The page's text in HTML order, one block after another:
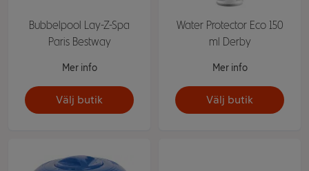
Bubbelpool Lay-Z-Spa
Paris Bestway
Mer info
Välj butik
Water Protector Eco 150
ml Derby
Mer info
Välj butik